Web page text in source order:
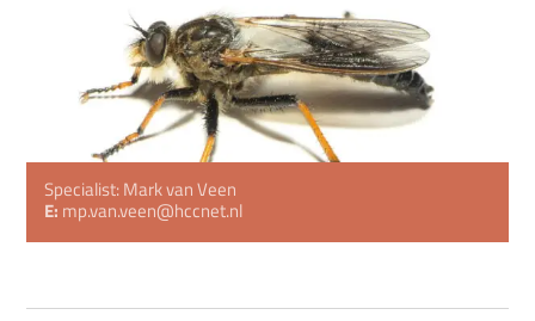
Specialist: Mark van Veen
E: mp.van.veen@hccnet.nl